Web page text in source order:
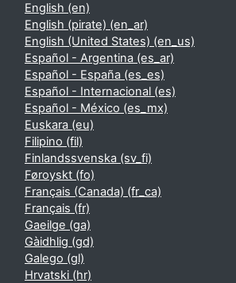
English ‎(en)‎
English (pirate) ‎(en_ar)‎
English (United States) ‎(en_us)‎
Español - Argentina ‎(es_ar)‎
Español - España ‎(es_es)‎
Español - Internacional ‎(es)‎
Español - México ‎(es_mx)‎
Euskara ‎(eu)‎
Filipino ‎(fil)‎
Finlandssvenska ‎(sv_fi)‎
Føroyskt ‎(fo)‎
Français (Canada) ‎(fr_ca)‎
Français ‎(fr)‎
Gaeilge ‎(ga)‎
Gàidhlig ‎(gd)‎
Galego ‎(gl)‎
Hrvatski ‎(hr)‎